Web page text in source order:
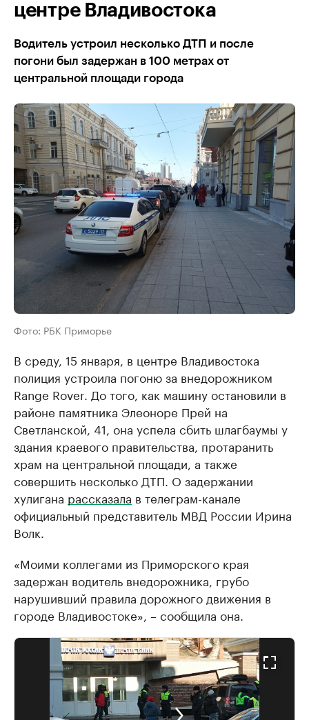
центре Владивостока
Водитель устроил несколько ДТП и после
погони был задержан в 100 метрах от
центральной площади города
Фото: РБК Приморье
В среду, 15 января, в центре Владивостока
полиция устроила погоню за внедорожником
Range Rover. До того, как машину остановили в
районе памятника Элеоноре Прей на
Светланской, 41, она успела сбить шлагбаумы у
здания краевого правительства, протаранить
храм на центральной площади, а также
совершить несколько ДТП. О задержании
хулигана рассказала в телеграм-канале
официальный представитель МВД России Ирина
Волк.
«Моими коллегами из Приморского края
задержан водитель внедорожника, грубо
нарушивший правила дорожного движения в
городе Владивостоке», – сообщила она.